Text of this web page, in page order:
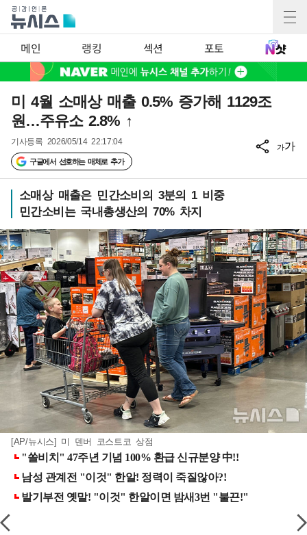
메인 랭킹 섹션 포토
미 4월 소매상 매출 0.5% 증가해 1129조
원…주유소 2.8% ↑
기사등록 2026/05/14 22:17:04
구글에서 선호하는 매체로 추가
가가
소매상 매출은 민간소비의 3분의 1 비중
민간소비는 국내총생산의 70% 차지
[AP/뉴시스] 미 덴버 코스트코 상점